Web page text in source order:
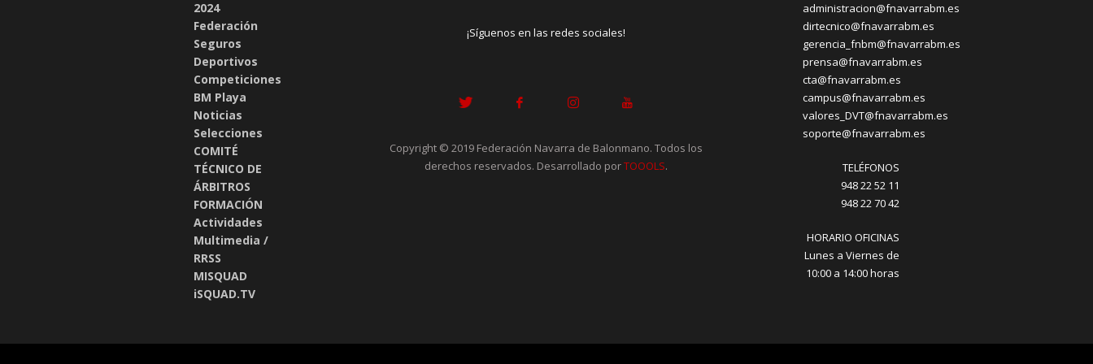
2024
Federación
Seguros
Deportivos
Competiciones
BM Playa
Noticias
Selecciones
COMITÉ
TÉCNICO DE
ÁRBITROS
FORMACIÓN
Actividades
Multimedia /
RRSS
MISQUAD
iSQUAD.TV
¡Síguenos en las redes sociales!
Copyright © 2019 Federación Navarra de Balonmano. Todos los
derechos reservados. Desarrollado porTOOOLS.
administracion@fnavarrabm.es
dirtecnico@fnavarrabm.es
gerencia_fnbm@fnavarrabm.es
prensa@fnavarrabm.es
cta@fnavarrabm.es
campus@fnavarrabm.es
valores_DVT@fnavarrabm.es
soporte@fnavarrabm.es
TELÉFONOS
948 22 52 11
948 22 70 42
HORARIO OFICINAS
Lunes a Viernes de
10:00 a 14:00 horas